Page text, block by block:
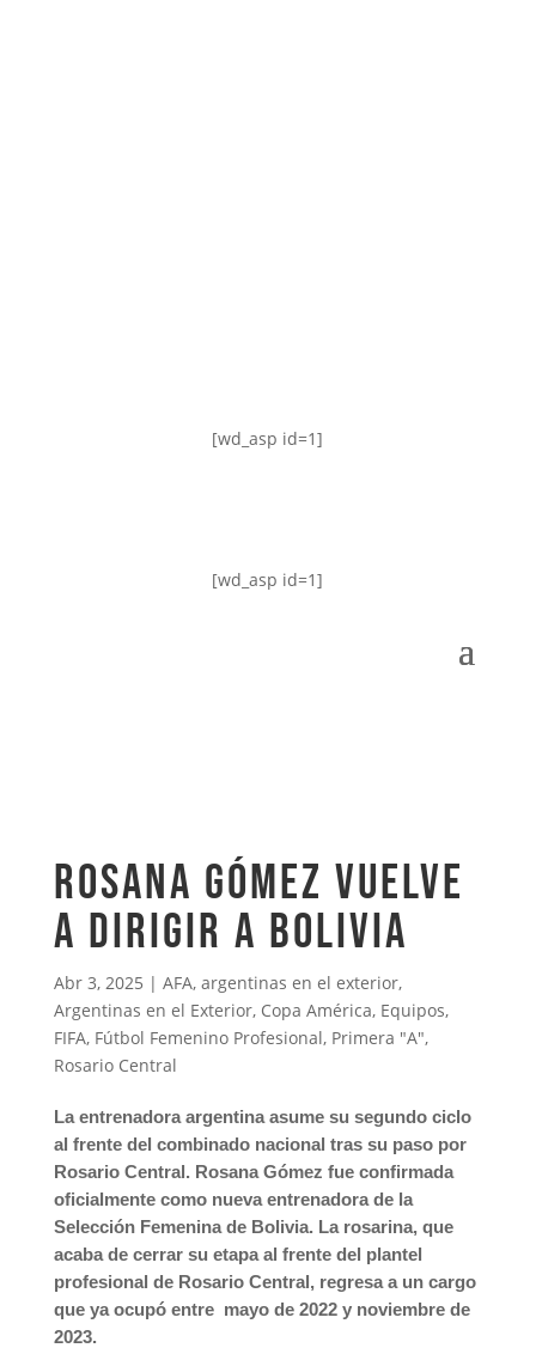
[wd_asp id=1]
[wd_asp id=1]
ROSANA GÓMEZ VUELVE
A DIRIGIR A BOLIVIA
Abr 3, 2025 | AFA, argentinas en el exterior,
Argentinas en el Exterior, Copa América, Equipos,
FIFA, Fútbol Femenino Profesional, Primera "A",
Rosario Central
La entrenadora argentina asume su segundo ciclo
al frente del combinado nacional tras su paso por
Rosario Central. Rosana Gómez fue confirmada
oficialmente como nueva entrenadora de la
Selección Femenina de Bolivia. La rosarina, que
acaba de cerrar su etapa al frente del plantel
profesional de Rosario Central, regresa a un cargo
que ya ocupó entre mayo de 2022 y noviembre de
2023.